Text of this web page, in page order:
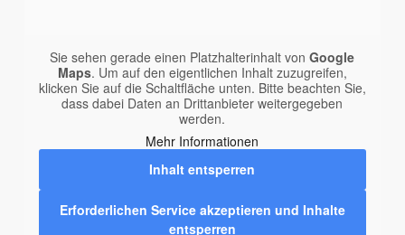
Sie sehen gerade einen Platzhalterinhalt vonGoogle
Maps. Um auf den eigentlichen Inhalt zuzugreifen,
klicken Sie auf die Schaltfläche unten. Bitte beachten Sie,
dass dabei Daten an Drittanbieter weitergegeben
werden.
Mehr Informationen
Inhalt entsperren
Erforderlichen Service akzeptieren und Inhalte
entsperren